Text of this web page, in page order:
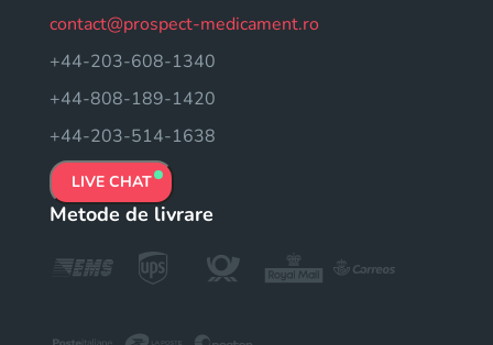
contact@prospect-medicament.ro
+44-203-608-1340
+44-808-189-1420
+44-203-514-1638
LIVE CHAT
Metode de livrare